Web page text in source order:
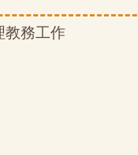
教務工作